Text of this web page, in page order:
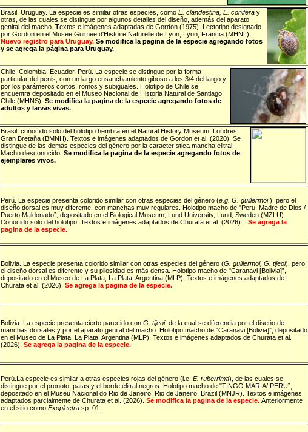
Brasil Uruguay. La especie es similar otras especies, como E. clandestina, E. conifera y
otras, de las cuales se distingue por algunos detalles del diseño, además del aparato
genital del macho. Textos e imágenes adaptadas de Gordon (1975). Lectotipo designado
por Gordon en el Musee Guimee d'Histoire Naturelle de Lyon, Lyon, Francia (MHNL).
Nuevo registro para Uruguay. Se modifica la pagina de la especie agregando fotos
y se agrega la página para Uruguay.
Chile Colombia Ecuador, Perú . La especie se distingue por la forma
particular del penis, con un largo ensanchamiento giboso a los 3/4 del largo y
por los parámeros cortos, romos y subiguales. Holotipo de Chile se
encuentra depositado en el Museo Nacional de Historia Natural de Santiago,
Chile (MHNS). Se modifica la pagina de la especie agregando fotos de
adultos y larvas vivas.
Brasil conocido solo del holotipo hembra en el Natural History Museum, Londres,
Gran Bretaña (BMNH). Textos e imágenes adaptados de Gordon et al. (2020). Se
distingue de las demás especies del género por la característica mancha elitral.
Macho desconocido. Se modifica la pagina de la especie agregando fotos de
ejemplares vivos.
Perú . La especie presenta colorido similar con otras especies del género (e.g. G. guillermoi), pero el
diseño dorsal es muy diferente, con manchas muy regulares. Holotipo macho de "Peru: Madre de Dios /
Puerto Maldonado”, depositado en el Biological Museum, Lund University, Lund, Sweden (MZLU).
Conocido solo del holotipo. Textos e imágenes adaptados de Churata et al. (2026). . Se agrega la
pagina de la especie.
Bolivia . La especie presenta colorido similar con otras especies del género (G. guillermoi, G. tijeoi), pero
el diseño dorsal es diferente y su pilosidad es más densa. Holotipo macho de "Caranavi [Bolivia]”,
depositado en el Museo de La Plata, La Plata, Argentina (MLP). Textos e imágenes adaptados de
Churata et al. (2026). Se agrega la pagina de la especie.
Bolivia La especie presenta cierto parecido con G. tijeoi, de la cual se diferencia por el diseño de
manchas dorsales y por el aparato genital del macho. Holotipo macho de "Caranavi [Bolivia]”, depositado
en el Museo de La Plata, La Plata, Argentina (MLP). Textos e imágenes adaptados de Churata et al.
(2026). Se agrega la pagina de la especie.
Perú .La especie es similar a otras especies rojas del género (i.e. E. ruberrima), de las cuales se
distingue por el pronoto, patas y el borde elitral negros. Holotipo macho de "TINGO MARIA/ PERU”,
depositado en el Museu Nacional do Rio de Janeiro, Rio de Janeiro, Brazil (MNJR). Textos e imágenes
adaptados parcialmente de Churata et al. (2026). Se modifica la pagina de la especie. Anteriormente
en el sitio como Exoplectra sp. 01.